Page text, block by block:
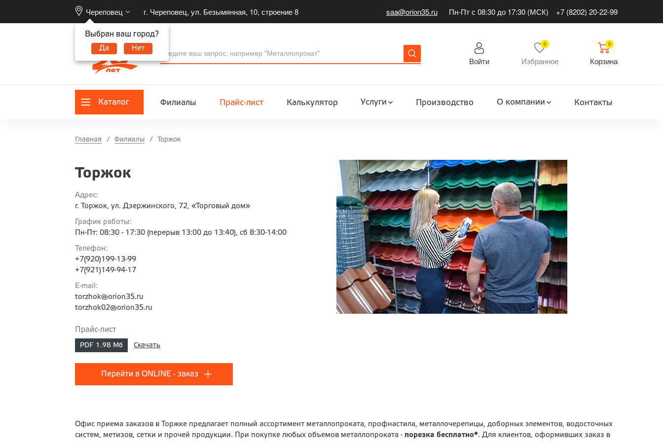
Череповец
Выбран ваш город?
Да Нет
г. Череповец, ул. Безымянная, 10, строение 8 saa@orion35.ru Пн-Пт с 08:30 до 17:30 (МСК) +7 (8202) 20-22-99
Войти
0
Избранное
0
Корзина
Каталог Филиалы Прайс-лист Калькулятор Услуги Производство О компании Контакты
Главная Филиалы Торжок
Торжок
Адрес:
г. Торжок, ул. Дзержинского, 72, «Торговый дом»
График работы:
Пн-Пт: 08:30 - 17:30 (перерыв 13:00 до 13:40), сб 8:30-14:00
Телефон:
+7(920)199-13-99
+7(921)149-94-17
E-mail:
torzhok@orion35.ru
torzhok02@orion35.ru
Прайс-лист
PDF 1.98 Мб Скачать
Перейти в ONLINE - заказ
Офис приема заказов в Торжке предлагает полный ассортимент металлопроката, профнастила, металлочерепицы, доборных элементов, водосточных
систем, метизов, сетки и прочей продукции. При покупке любых объемов металлопроката - порезка бесплатно*. Для клиентов, оформивших заказ в